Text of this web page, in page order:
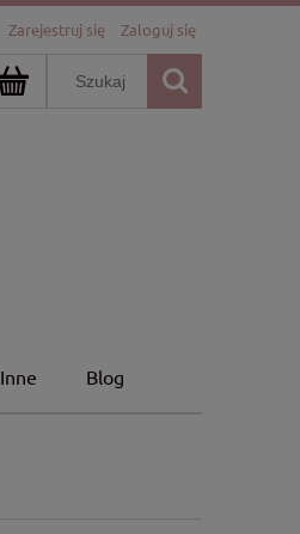
Zarejestruj się Zaloguj się
Inne Blog